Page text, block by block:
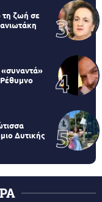
τη ζωή σε
Δυτικής